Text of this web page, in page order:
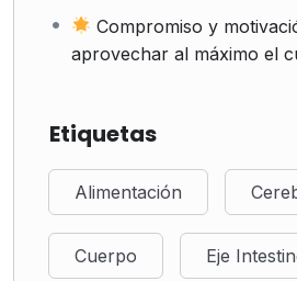
Compromiso y
aprovechar al máximo el
Etiquetas
Alimentación
Cuerpo Eje